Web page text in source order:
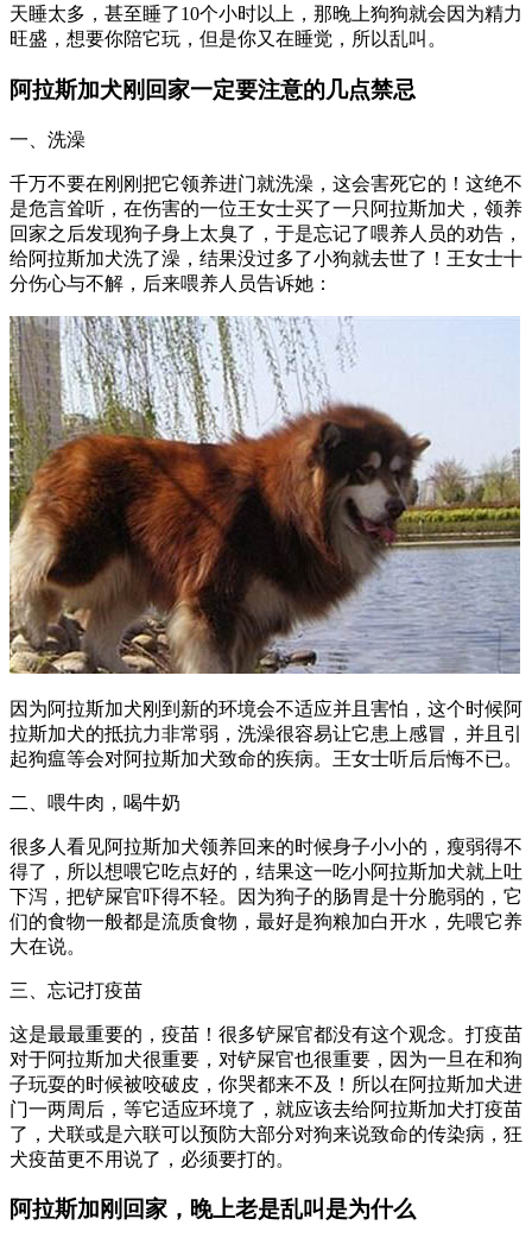
天睡太多，甚至睡了10个小时以上，那晚上狗狗就会因为精力
旺盛，想要你陪它玩，但是你又在睡觉，所以乱叫。
阿拉斯加犬刚回家一定要注意的几点禁忌
一、洗澡
千万不要在刚刚把它领养进门就洗澡，这会害死它的！这绝不
是危言耸听，在伤害的一位王女士买了一只阿拉斯加犬，领养
回家之后发现狗子身上太臭了，于是忘记了喂养人员的劝告，
给阿拉斯加犬洗了澡，结果没过多了小狗就去世了！王女士十
分伤心与不解，后来喂养人员告诉她：
因为阿拉斯加犬刚到新的环境会不适应并且害怕，这个时候阿
拉斯加犬的抵抗力非常弱，洗澡很容易让它患上感冒，并且引
起狗瘟等会对阿拉斯加犬致命的疾病。王女士听后后悔不已。
二、喂牛肉，喝牛奶
很多人看见阿拉斯加犬领养回来的时候身子小小的，瘦弱得不
得了，所以想喂它吃点好的，结果这一吃小阿拉斯加犬就上吐
下泻，把铲屎官吓得不轻。因为狗子的肠胃是十分脆弱的，它
们的食物一般都是流质食物，最好是狗粮加白开水，先喂它养
大在说。
三、忘记打疫苗
这是最最重要的，疫苗！很多铲屎官都没有这个观念。打疫苗
对于阿拉斯加犬很重要，对铲屎官也很重要，因为一旦在和狗
子玩耍的时候被咬破皮，你哭都来不及！所以在阿拉斯加犬进
门一两周后，等它适应环境了，就应该去给阿拉斯加犬打疫苗
了，犬联或是六联可以预防大部分对狗来说致命的传染病，狂
犬疫苗更不用说了，必须要打的。
阿拉斯加刚回家，晚上老是乱叫是为什么